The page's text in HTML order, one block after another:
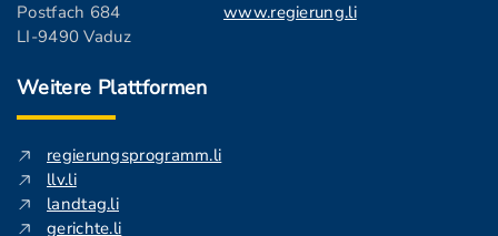
Postfach 684
LI-9490 Vaduz
www.regierung.li
Weitere Plattformen
regierungsprogramm.li
llv.li
landtag.li
gerichte.li